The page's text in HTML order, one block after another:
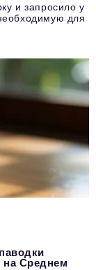
и запросило у
для
на Среднем